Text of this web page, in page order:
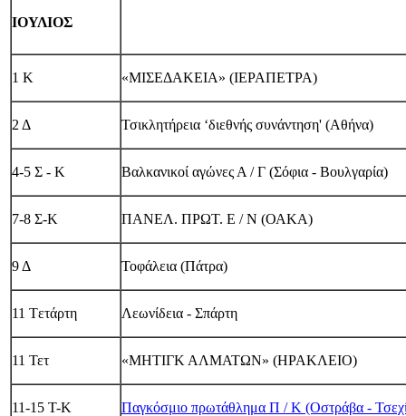
ΙΟΥΛΙΟΣ
1 Κ «ΜΙΣΕΔΑΚΕΙΑ» (ΙΕΡΑΠΕΤΡΑ)
2 Δ Τσικλητήρεια ‘διεθνής συνάντηση' (Αθήνα)
4-5 Σ - Κ Βαλκανικοί αγώνες Α / Γ (Σόφια - Βουλγαρία)
7-8 Σ-Κ ΠΑΝΕΛ. ΠΡΩΤ. Ε / Ν (ΟΑΚΑ)
9 Δ Τοφάλεια (Πάτρα)
11 Tετάρτη Λεωνίδεια - Σπάρτη
11 Τετ «ΜΗΤΙΓΚ ΑΛΜΑΤΩΝ» (ΗΡΑΚΛΕΙΟ)
11-15 Τ-Κ Παγκόσμιο πρωτάθλημα Π / Κ (Οστράβα -